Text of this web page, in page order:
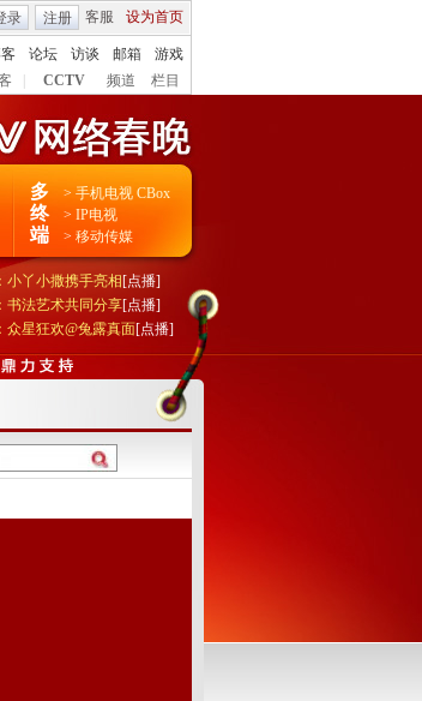
客服 设为首页
录 注册
论坛 访谈 邮箱
游戏
CCTV 频道 栏目
多
终
端
> 手机电视 CBox
> IP电视
> 移动传媒
小丫小撒携手亮相[点播]
书法艺术共同分享[点播]
众星狂欢@兔露真面[点播]